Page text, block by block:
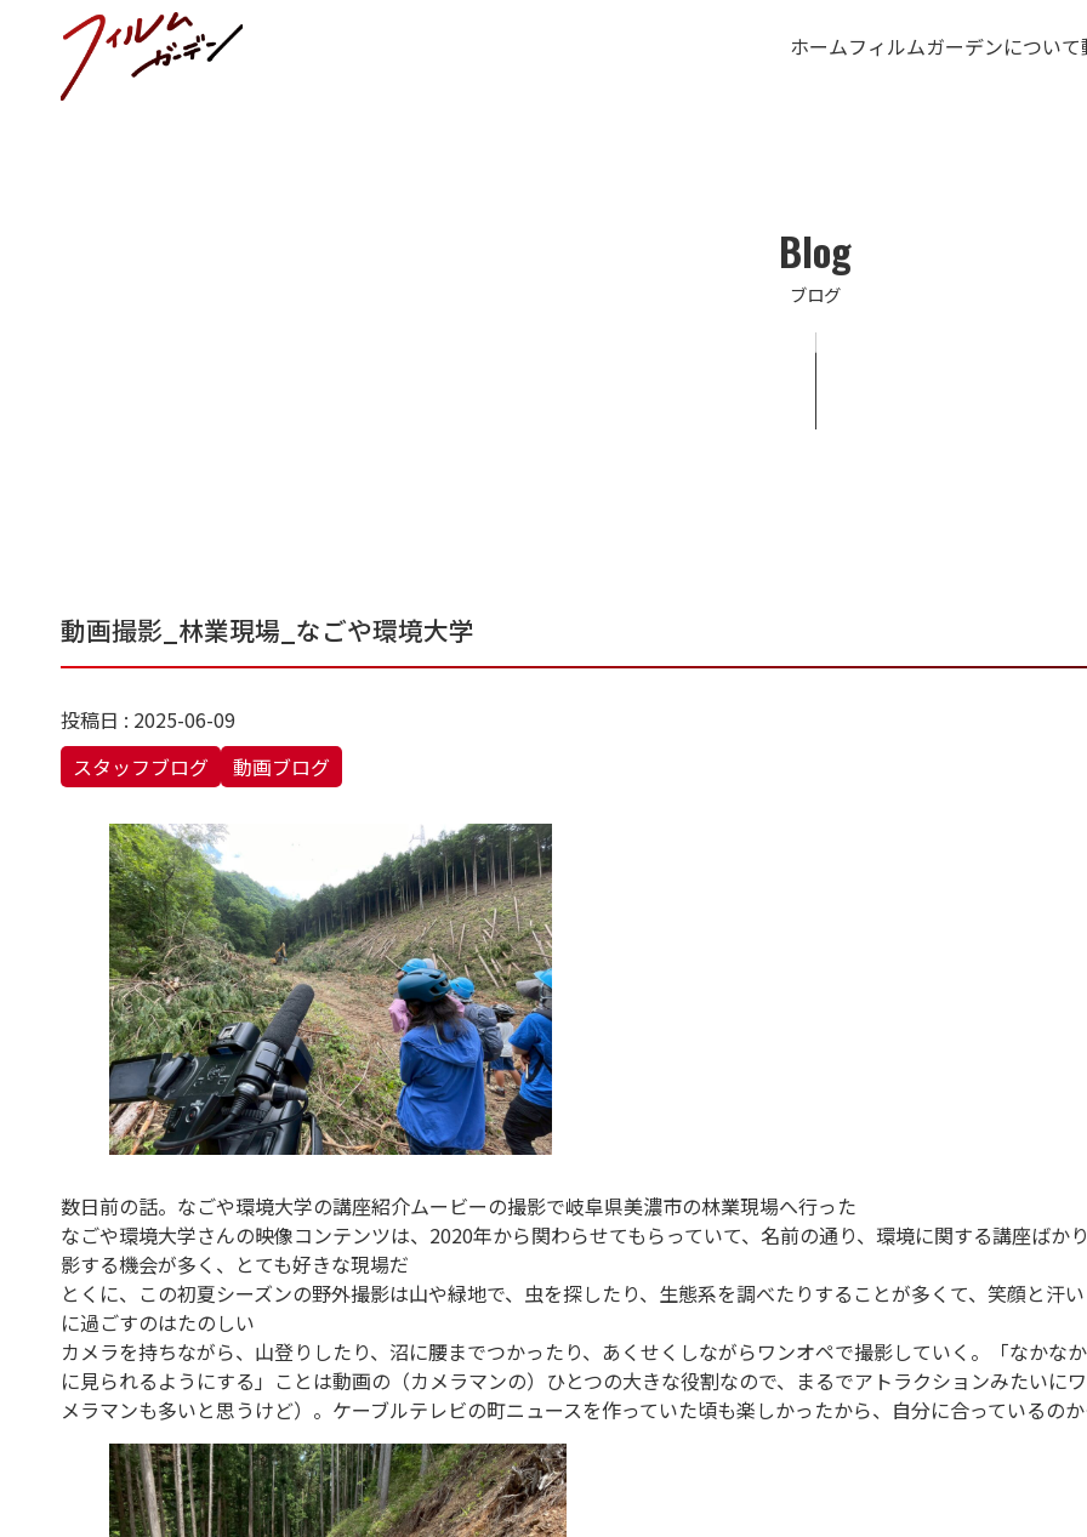
ホームフィルムガーデンについて
Blog
ブログ
動画撮影_林業現場_なごや環境大学
投稿日 : 2025-06-09
スタッフブログ
動画ブログ
数日前の話。なごや環境大学の講座紹介ムービーの撮影で岐阜県美濃市の林業現場へ行った
なごや環境大学さんの映像コンテンツは、2020年から関わらせてもらっていて、名前の通り、環境に関する講座ばか
影する機会が多く、とても好きな現場だ
とくに、この初夏シーズンの野外撮影は山や緑地で、虫を探したり、生態系を調べたりすることが多くて、笑顔と汗
に過ごすのはたのしい
カメラを持ちながら、山登りしたり、沼に腰までつかったり、あくせくしながらワンオペで撮影していく。「なかな
に見られるようにする」ことは動画の（カメラマンの）ひとつの大きな役割なので、まるでアトラクションみたいに
メラマンも多いと思うけど）。ケーブルテレビの町ニュースを作っていた頃も楽しかったから、自分に合っているの